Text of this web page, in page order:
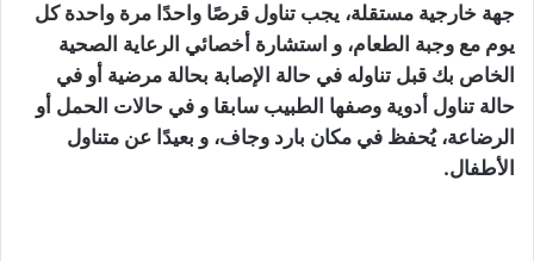
جهة خارجية مستقلة، يجب تناول قرصًا واحدًا مرة واحدة كل
يوم مع وجبة الطعام، و استشارة أخصائي الرعاية الصحية
الخاص بك قبل تناوله في حالة الإصابة بحالة مرضية أو في
حالة تناول أدوية وصفها الطبيب سابقا و في حالات الحمل أو
الرضاعة، يُحفظ في مكان بارد وجاف، و بعيدًا عن متناول
الأطفال.